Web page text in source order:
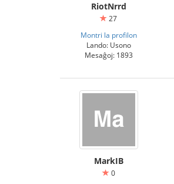
RiotNrrd
27
Montri la profilon
Lando: Usono
Mesaĝoj: 1893
MarkIB
0